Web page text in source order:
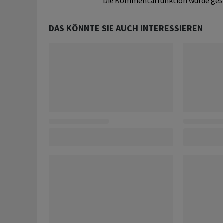
DAS KÖNNTE SIE AUCH INTERESSIEREN